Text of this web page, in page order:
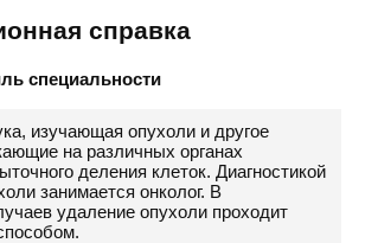
справка
специальности
изучающая опухоли и другое
на различных органах
деления клеток. Диагностикой
занимается онколог. В
удаление опухоли проходит